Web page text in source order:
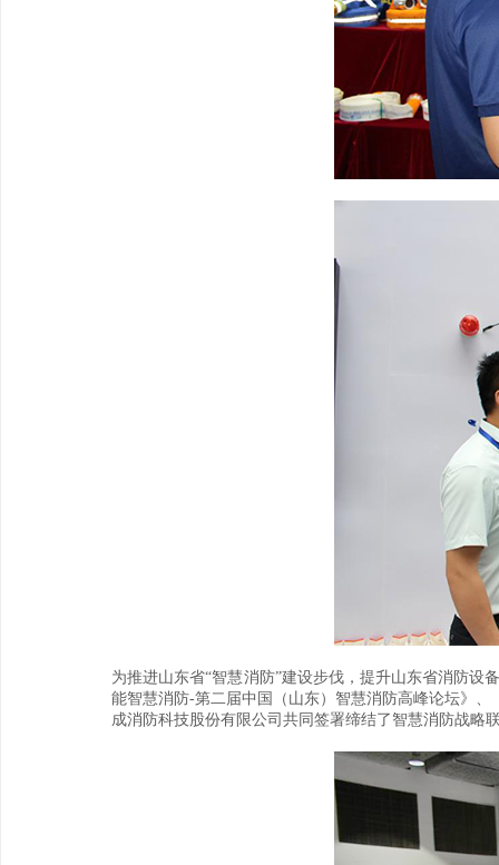
为推进山东省“智慧消防”建设步伐，提升山东省消防
能智慧消防-第二届中国（山东）智慧消防高峰论坛》
成消防科技股份有限公司共同签署缔结了智慧消防战略